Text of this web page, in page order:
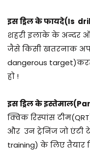
इस ड्रिल के फायदे(Is
शहरी इलाके के अन्दर
जैसे किसी खतरनाक
dangerous
हो !
इस ड्रिल के
क्विक रिस्पांस
और उन ट्रेनिंज जो एंटी
training) के लिए तैयार